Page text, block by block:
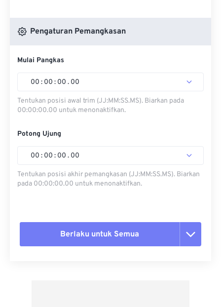
Pengaturan Pemangkasan
Mulai Pangkas
00 : 00 : 00 . 00
Tentukan posisi awal trim (JJ:MM:SS.MS). Biarkan pada
00:00:00.00 untuk menonaktifkan.
Potong Ujung
00 : 00 : 00 . 00
Tentukan posisi akhir pemangkasan (JJ:MM:SS.MS). Biarkan
pada 00:00:00.00 untuk menonaktifkan.
Berlaku untuk Semua